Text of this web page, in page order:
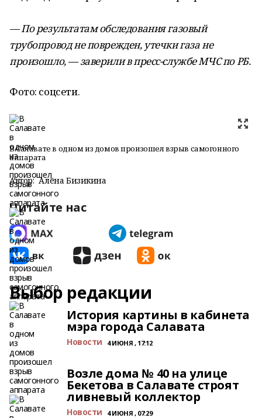
— По результатам обследования газовый
трубопровод не поврежден, утечки газа не
произошло, — заверили в пресс-службе МЧС по РБ.
Фото: соцсети.
В Салавате в одном из домов произошел взрыв самогонного
аппарата
Автор: Алёна Бизикина
Читайте нас
Выбор редакции
История картины в кабинета
мэра города Салавата
Новости 4 ИЮНЯ , 17:12
Возле дома № 40 на улице
Бекетова в Салавате строят
ливневый коллектор
Новости 4 ИЮНЯ , 07:29